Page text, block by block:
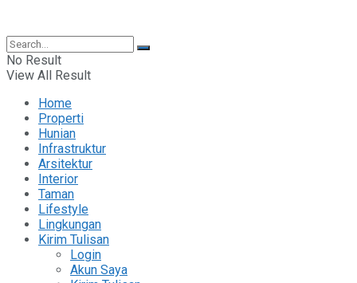
No Result
View All Result
Home
Properti
Hunian
Infrastruktur
Arsitektur
Interior
Taman
Lifestyle
Lingkungan
Kirim Tulisan
Login
Akun Saya